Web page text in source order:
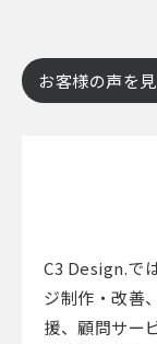
お客様の声を
C3 Design.で
ジ制作・改善
援、顧問サー